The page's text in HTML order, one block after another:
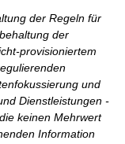
der Regeln für
der
provisioniertem
und
Dienstleistungen -
keinen Mehrwert
Information